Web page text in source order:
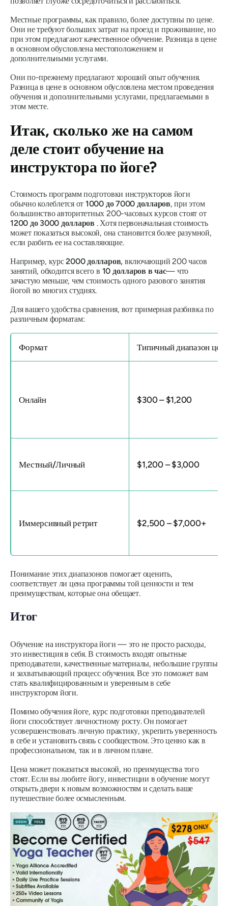
Местные программы, как правило, более доступны по цене.
Они не требуют больших затрат на проезд и проживание, но
при этом предлагают качественное обучение. Разница в цене
в основном обусловлена ​​местоположением и
дополнительными услугами.
Они по-прежнему предлагают хороший опыт обучения.
Разница в цене в основном обусловлена ​​местом проведения
обучения и дополнительными услугами, предлагаемыми в
этом месте.
Итак, сколько же на самом
деле стоит обучение на
инструктора по йоге?
Стоимость программ подготовки инструкторов йоги
обычно колеблется от 1000 до 7000 долларов, при этом
большинство авторитетных 200-часовых курсов стоят от
1200 до 3000 долларов . Хотя первоначальная стоимость
может показаться высокой, она становится более разумной,
если разбить ее на составляющие.
Например, курс2000 долларов, включающий 200 часов
занятий, обходится всего в 10 долларов в час— что
зачастую меньше, чем стоимость одного разового занятия
йогой во многих студиях.
Для вашего удобства сравнения, вот примерная разбивка по
различным форматам:
Формат Типичный диапазон цен
Онлайн $300 – $1,200
Местный/Личный $1,200 – $3,000
Иммерсивный ретрит $2,500 – $7,000+
Понимание этих диапазонов помогает оценить,
соответствует ли цена программы той ценности и тем
преимуществам, которые она обещает.
Итог
Обучение на инструктора йоги — это не просто расходы,
это инвестиция в себя. В стоимость входят опытные
преподаватели, качественные материалы, небольшие группы
и захватывающий процесс обучения. Все это поможет вам
стать квалифицированным и уверенным в себе
инструктором йоги.
Помимо обучения йоге, курс подготовки преподавателей
йоги способствует личностному росту. Он помогает
усовершенствовать личную практику, укрепить уверенность
в себе и установить связь с сообществом. Это ценно как в
профессиональном, так и в личном плане.
Цена может показаться высокой, но преимущества того
стоят. Если вы любите йогу, инвестиции в обучение могут
открыть двери к новым возможностям и сделать ваше
путешествие более осмысленным.